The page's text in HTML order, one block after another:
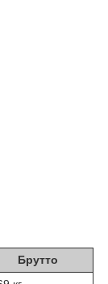
Брутто